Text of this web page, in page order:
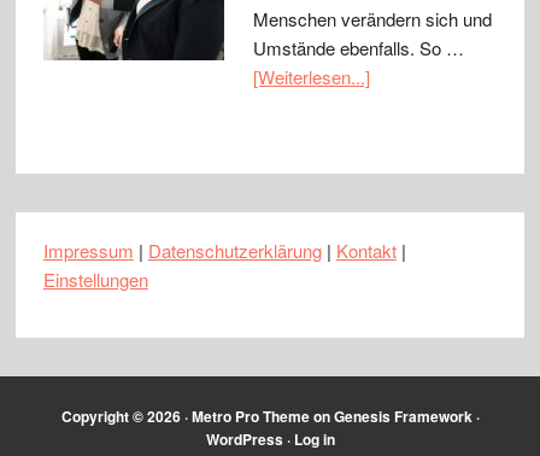
Menschen verändern sich und
Umstände ebenfalls. So …
[Weiterlesen...]
Impressum | Datenschutzerklärung| Kontakt|
Einstellungen
Copyright © 2026 ·Metro Pro ThemeonGenesis Framework·
WordPress· Log in